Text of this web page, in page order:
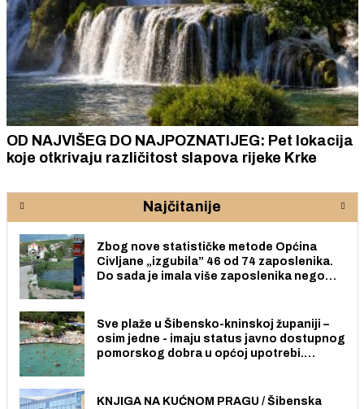
OD NAJVIŠEG DO NAJPOZNATIJEG: Pet lokacija
koje otkrivaju različitost slapova rijeke Krke
Najčitanije
Zbog nove statističke metode Općina
Civljane „izgubila” 46 od 74 zaposlenika.
Do sada je imala više zaposlenika nego
Sve plaže u Šibensko-kninskoj županiji –
osim jedne - imaju status javno dostupnog
pomorskog dobra u općoj upotrebi.
KNJIGA NA KUĆNOM PRAGU / Šibenska